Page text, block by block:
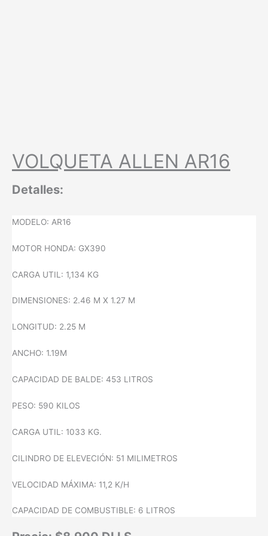
VOLQUETA ALLEN AR16
Detalles:
MODELO: AR16
MOTOR HONDA: GX390
CARGA UTIL: 1,134 KG
DIMENSIONES: 2.46 M X 1.27 M
LONGITUD: 2.25 M
ANCHO: 1.19M
CAPACIDAD DE BALDE: 453 LITROS
PESO: 590 KILOS
CARGA UTIL: 1033 KG.
CILINDRO DE ELEVECIÓN: 51 MILIMETROS
VELOCIDAD MÁXIMA: 11,2 K/H
CAPACIDAD DE COMBUSTIBLE: 6 LITROS